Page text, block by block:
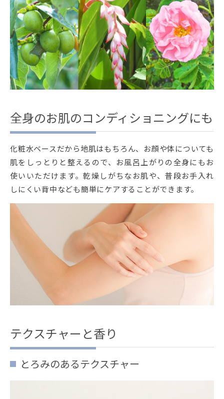
全身のお肌のコンディショニングにも
化粧水ベースだから地肌はもちろん、お顔や体についても
肌をしっとりと整えるので、お風呂上がりの全身にもお
使いいただけます。乾燥しがちなお肌や、普段お手入れ
しにくい背中なども簡単にケアすることができます。
テクスチャーと香り
とろみのあるテクスチャー